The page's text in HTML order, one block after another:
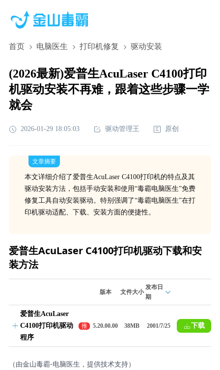
首页 电脑医生 打印机修复 驱动安装
(2026最新)爱普生AcuLaser C4100打印
机驱动安装不再难，跟着这些步骤一学
就会
2026-01-29 18:05:03 驱动管理王 原创
文章摘要
本文详细介绍了爱普生AcuLaser C4100打印机的特点及其
驱动安装方法，包括手动安装和使用“毒霸电脑医生”免费
修复工具自动安装驱动。特别强调了“毒霸电脑医生”在打
印机驱动适配、下载、安装方面的便捷性。
爱普生AcuLaser C4100打印机驱动下载和安
装方法
版本 文件大小
发布日
期
爱普生AcuLaser
C4100打印机驱动
程序
推
荐
5.20.00.00 38MB 2001/7/25 下载
（由金山毒霸-电脑医生，提供技术支持）